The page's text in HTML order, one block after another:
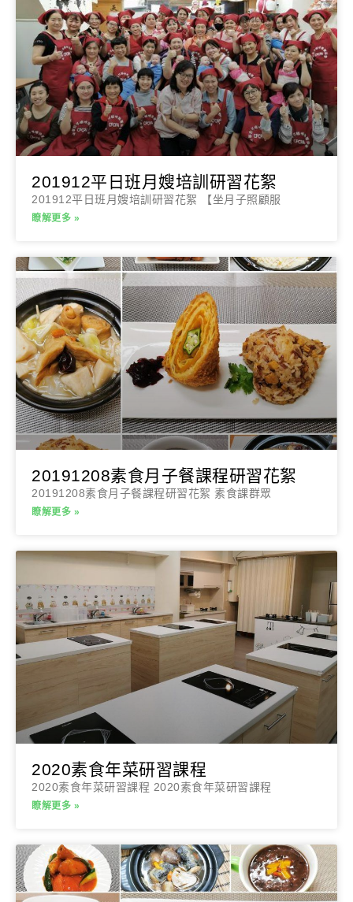
201912平日班月嫂培訓研習花絮
201912平日班月嫂培訓研習花絮 【坐月子照顧服
瞭解更多 »
20191208素食月子餐課程研習花絮
20191208素食月子餐課程研習花絮 素食課群眾
瞭解更多 »
2020素食年菜研習課程
2020素食年菜研習課程 2020素食年菜研習課程
瞭解更多 »